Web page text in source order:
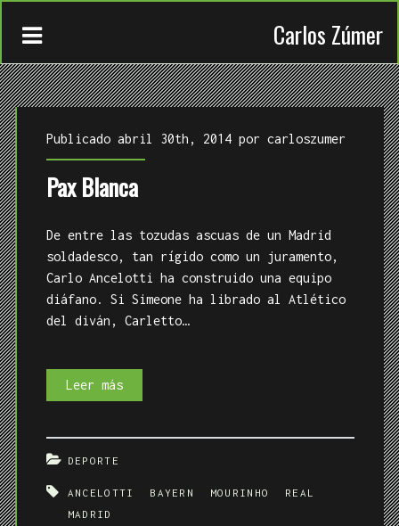
Carlos Zúmer
TRABAJOS
QUIÉN
Publicado abril 30th, 2014 por carloszumer
Pax Blanca
De entre las tozudas ascuas de un Madrid
soldadesco, tan rígido como un juramento,
Carlo Ancelotti ha construido una equipo
diáfano. Si Simeone ha librado al Atlético
del diván, Carletto…
Leer másPax
DEPORTE
ANCELOTTI BAYERN MOURINHO
REAL
MADRID